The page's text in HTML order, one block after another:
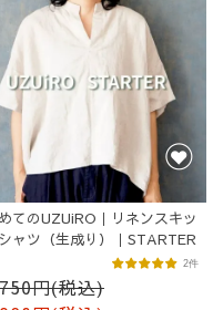
てのUZUiRO｜リネンスキッ
ャツ（生成り）｜STARTER
円(税込)
2件